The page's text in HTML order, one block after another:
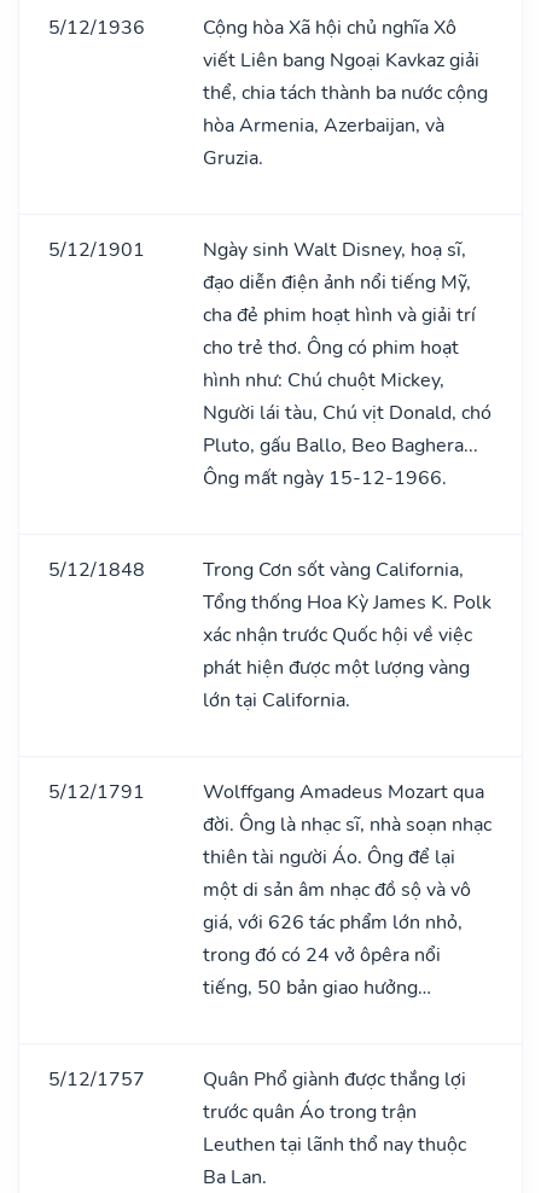
5/12/1936
Cộng hòa Xã hội chủ nghĩa Xô
viết Liên bang Ngoại Kavkaz giải
thể, chia tách thành ba nước cộng
hòa Armenia, Azerbaijan, và
Gruzia.
5/12/1901
Ngày sinh Walt Disney, hoạ sĩ,
đạo diễn điện ảnh nổi tiếng Mỹ,
cha đẻ phim hoạt hình và giải trí
cho trẻ thơ. Ông có phim hoạt
hình như: Chú chuột Mickey,
Người lái tàu, Chú vịt Donald, chó
Pluto, gấu Ballo, Beo Baghera...
Ông mất ngày 15-12-1966.
5/12/1848
Trong Cơn sốt vàng California,
Tổng thống Hoa Kỳ James K. Polk
xác nhận trước Quốc hội về việc
phát hiện được một lượng vàng
lớn tại California.
5/12/1791
Wolffgang Amadeus Mozart qua
đời. Ông là nhạc sĩ, nhà soạn nhạc
thiên tài người Áo. Ông để lại
một di sản âm nhạc đồ sộ và vô
giá, với 626 tác phẩm lớn nhỏ,
trong đó có 24 vở ôpêra nổi
tiếng, 50 bản giao hưởng…
5/12/1757
Quân Phổ giành được thắng lợi
trước quân Áo trong trận
Leuthen tại lãnh thổ nay thuộc
Ba Lan.